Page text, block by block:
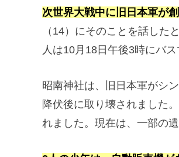
次世界大戦中に旧日本軍が
（14）にそのことを話した
人は10月18日午後3時にバ
昭南神社は、旧日本軍がシ
降伏後に取り壊されました
れました。現在は、一部の